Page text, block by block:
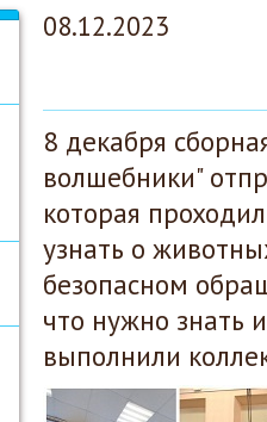
08.12.2023
8 декабря
волшебники"
которая
узнать о
безопасном
что нужно знать
выполнили